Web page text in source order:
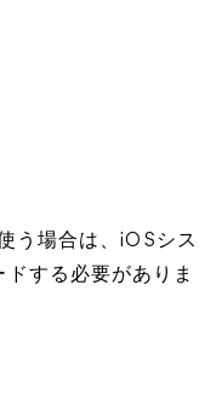
う場合は、iOSシス
する必要がありま